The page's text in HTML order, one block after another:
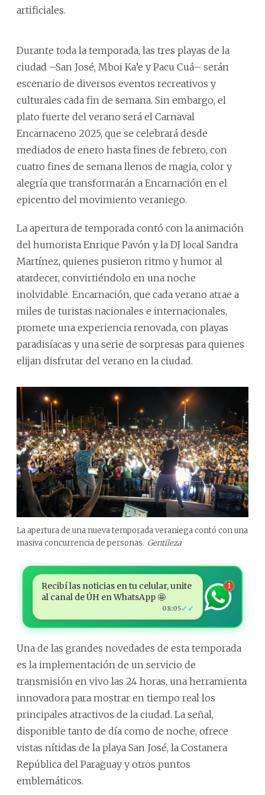
artificiales.
Durante toda la temporada, las tres playas de la
ciudad –San José, Mboi Ka’e y Pacu Cuá– serán
escenario de diversos eventos recreativos y
culturales cada fin de semana. Sin embargo, el
plato fuerte del verano será el Carnaval
Encarnaceno 2025, que se celebrará desde
mediados de enero hasta fines de febrero, con
cuatro fines de semana llenos de magia, color y
alegría que transformarán a Encarnación en el
epicentro del movimiento veraniego.
La apertura de temporada contó con la animación
del humorista Enrique Pavón y la DJ local Sandra
Martínez, quienes pusieron ritmo y humor al
atardecer, convirtiéndolo en una noche
inolvidable. Encarnación, que cada verano atrae a
miles de turistas nacionales e internacionales,
promete una experiencia renovada, con playas
paradisíacas y una serie de sorpresas para quienes
elijan disfrutar del verano en la ciudad.
La apertura de una nueva temporada veraniega contó con una
masiva concurrencia de personas. Gentileza
Recibí las noticias en tu celular, unite
al canal de ÚH en WhatsApp 🤩
08:05✓✓
1
Una de las grandes novedades de esta temporada
es la implementación de un servicio de
transmisión en vivo las 24 horas, una herramienta
innovadora para mostrar en tiempo real los
principales atractivos de la ciudad. La señal,
disponible tanto de día como de noche, ofrece
vistas nítidas de la playa San José, la Costanera
República del Paraguay y otros puntos
emblemáticos.